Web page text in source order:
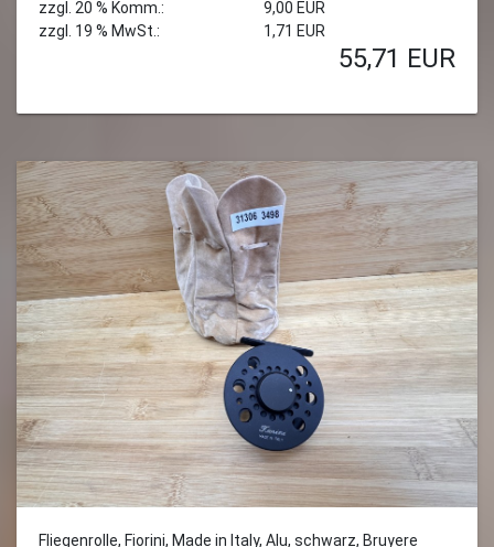
zzgl. 20 % Komm.:
9,00 EUR
zzgl. 19 % MwSt.:
1,71 EUR
55,71 EUR
Fliegenrolle, Fiorini, Made in Italy, Alu, schwarz, Bruyere